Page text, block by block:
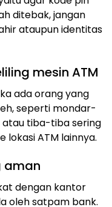
ditebak, jangan
ataupun identitas
mesin ATM
ada orang yang
seperti mondar-
atau tiba-tiba sering
lokasi ATM lainnya.
aman
dengan kantor
oleh satpam bank.